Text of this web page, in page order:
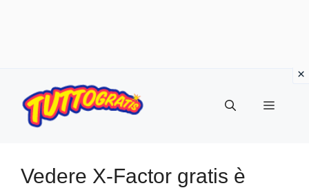
contenuto
Menu
Vedere X-Factor gratis è